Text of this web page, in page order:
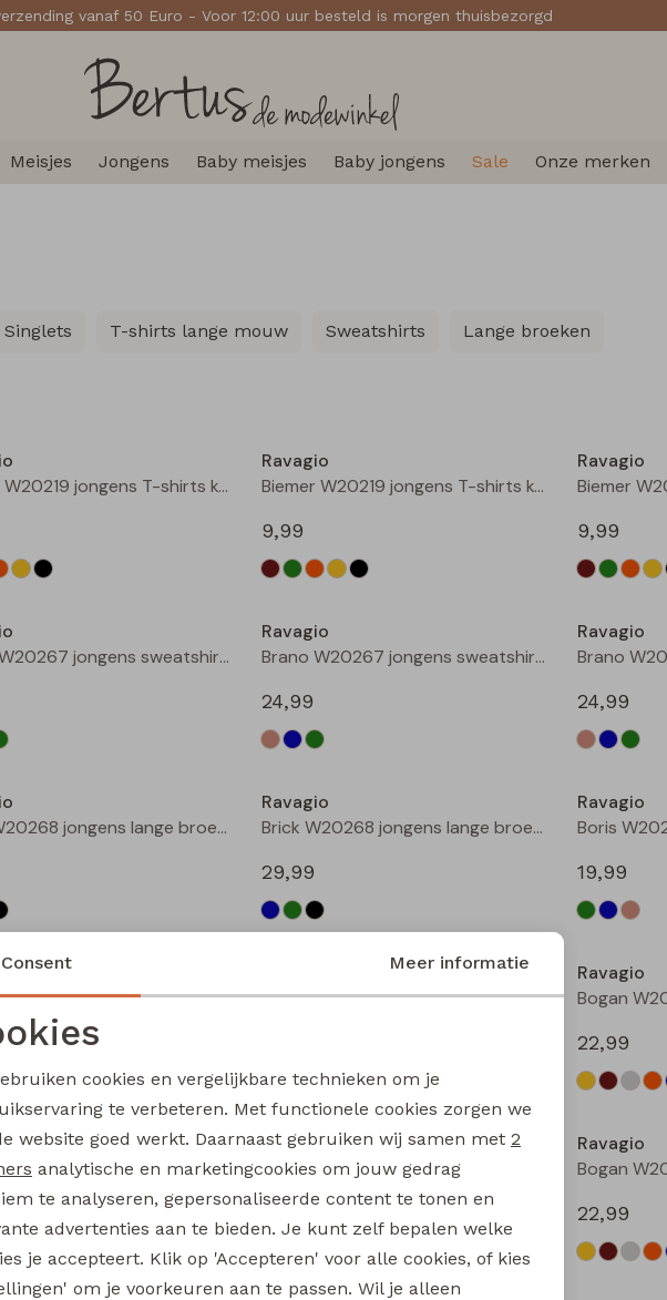
vanaf 50 Euro - Voor 12:00 uur besteld is morgen thuisbezorgd
Meisjes Jongens Baby meisjes Baby jongens Sale Onze merken
Singlets T-shirts lange mouw Sweatshirts Lange broeken
Biemer W20219 jongens T-shirts korte mouw Mint
Ravagio
Biemer W20219 jongens T-shirts korte mouw Oranje roest
9,99
Ravagio
9,99
Brano W20267 jongens sweatshirt Zand
Ravagio
Brano W20267 jongens sweatshirt Raf
24,99
Ravagio
24,99
Brick W20268 jongens lange broek Groen donker
Ravagio
Brick W20268 jongens lange broek Zwart
29,99
Ravagio
19,99
Nieuw
Boris W20207 jongens T-shirt lm Ecru melee
Bogan W20218 jongens sweatshirt Geel
Ravagio
22,99
Bogan W20218 jongens sweatshirt Oranje
Ravagio
Ravagio
22,99
cookies
cookies Marketing cookies
Consent Meer informatie
cookies en vergelijkbare technieken om je
te verbeteren. Met functionele cookies zorgen we
website goed werkt. Daarnaast gebruiken wij samen met 2
analytische en marketingcookies om jouw gedrag
te analyseren, gepersonaliseerde content te tonen en
advertenties aan te bieden. Je kunt zelf bepalen welke
je accepteert. Klik op 'Accepteren' voor alle cookies, of kies
om je voorkeuren aan te passen. Wil je alleen